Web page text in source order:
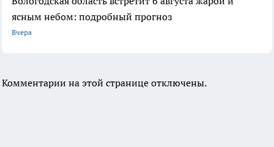
ясным небом: подробный прогноз
Вчера
Комментарии на этой странице отключены.